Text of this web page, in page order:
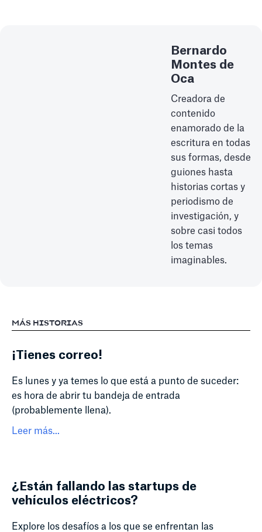
Bernardo
Montes de
Oca
Creadora de
contenido
enamorado de la
escritura en todas
sus formas, desde
guiones hasta
historias cortas y
periodismo de
investigación, y
sobre casi todos
los temas
imaginables.
MÁS HISTORIAS
¡Tienes correo!
Es lunes y ya temes lo que está a punto de suceder:
es hora de abrir tu bandeja de entrada
(probablemente llena).
Leer más...
¿Están fallando las startups de
vehículos eléctricos?
Explore los desafíos a los que se enfrentan las